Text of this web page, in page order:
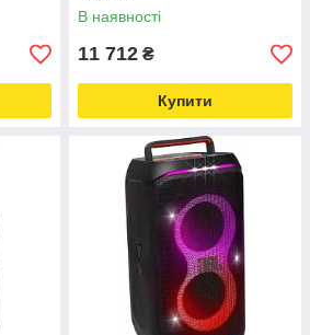
В наявності
11 712 ₴
Купити